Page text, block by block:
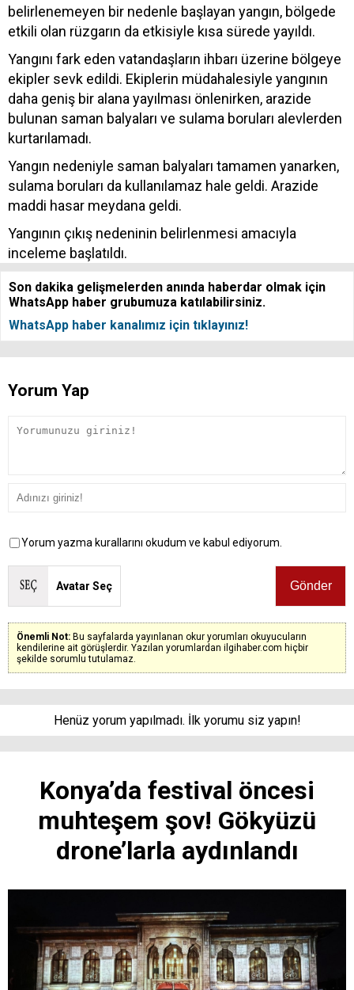
belirlenemeyen bir nedenle başlayan yangın, bölgede
etkili olan rüzgarın da etkisiyle kısa sürede yayıldı.
Yangını fark eden vatandaşların ihbarı üzerine bölgeye
ekipler sevk edildi. Ekiplerin müdahalesiyle yangının
daha geniş bir alana yayılması önlenirken, arazide
bulunan saman balyaları ve sulama boruları alevlerden
kurtarılamadı.
Yangın nedeniyle saman balyaları tamamen yanarken,
sulama boruları da kullanılamaz hale geldi. Arazide
maddi hasar meydana geldi.
Yangının çıkış nedeninin belirlenmesi amacıyla
inceleme başlatıldı.
Son dakika gelişmelerden anında haberdar olmak için
WhatsApp haber grubumuza katılabilirsiniz.
WhatsApp haber kanalımız için tıklayınız!
Yorum Yap
Yorum yazma kurallarını okudum ve kabul ediyorum.
Avatar Seç
Önemli Not: Bu sayfalarda yayınlanan okur yorumları okuyucuların
kendilerine ait görüşlerdir. Yazılan yorumlardan ilgihaber.com hiçbir
şekilde sorumlu tutulamaz.
Henüz yorum yapılmadı. İlk yorumu siz yapın!
Konya’da festival öncesi
muhteşem şov! Gökyüzü
drone’larla aydınlandı